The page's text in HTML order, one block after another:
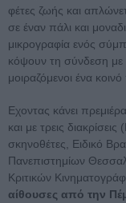
φέτες ζωής και
σε έναν πάλι και
μικρογραφία ενός
κόψουν τη σύνδεση με
μοιραζόμενοι ένα
Εχοντας κάνει
και με τρεις
σκηνοθέτες, Ειδικό
Πανεπιστημίων
Κριτικών
αίθουσες από την